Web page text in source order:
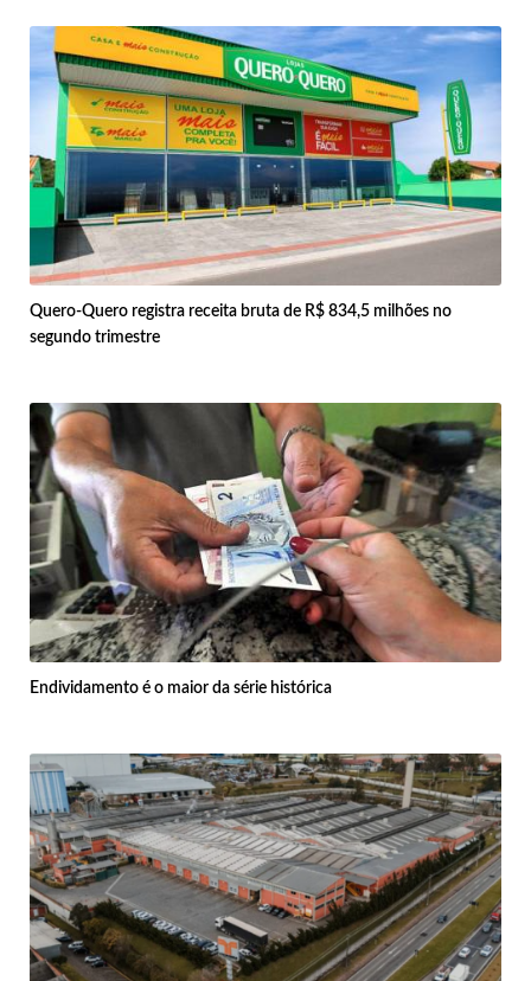
Quero-Quero registra receita bruta de R$ 834,5 milhões no
segundo trimestre
Endividamento é o maior da série histórica